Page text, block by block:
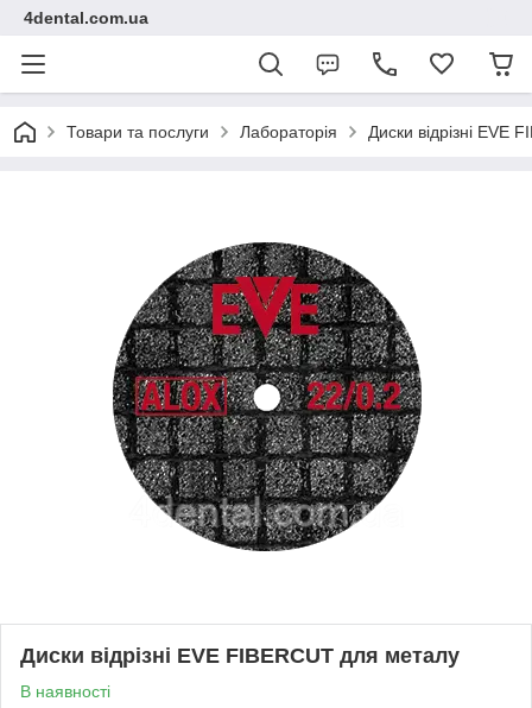
4dental.com.ua
Товари та послуги Лабораторія Диски відрізні EVE
Диски відрізні EVE FIBERCUT для металу
В наявності